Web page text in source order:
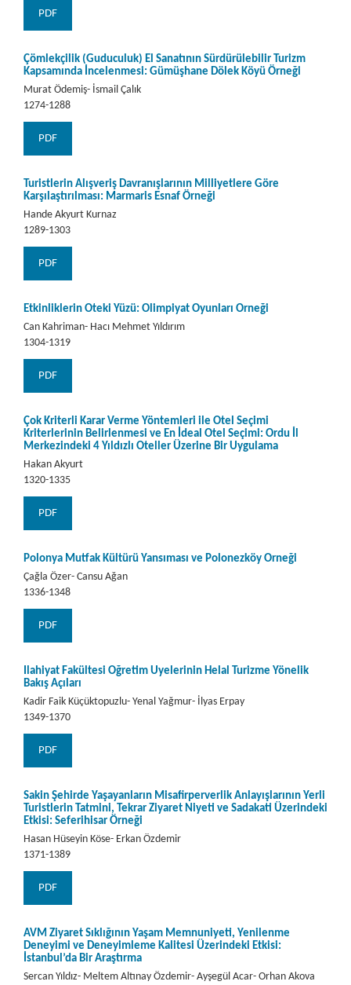
PDF
Çömlekçilik (Guduculuk) El Sanatının Sürdürülebilir Turizm
Kapsamında İncelenmesi: Gümüşhane Dölek Köyü Örneği
Murat Ödemiş- İsmail Çalık
1274-1288
PDF
Turistlerin Alışveriş Davranışlarının Milliyetlere Göre
Karşılaştırılması: Marmaris Esnaf Örneği
Hande Akyurt Kurnaz
1289-1303
PDF
Etkinliklerin Öteki Yüzü: Olimpiyat Oyunları Örneği
Can Kahriman- Hacı Mehmet Yıldırım
1304-1319
PDF
Çok Kriterli Karar Verme Yöntemleri ile Otel Seçimi
Kriterlerinin Belirlenmesi ve En İdeal Otel Seçimi: Ordu İl
Merkezindeki 4 Yıldızlı Oteller Üzerine Bir Uygulama
Hakan Akyurt
1320-1335
PDF
Polonya Mutfak Kültürü Yansıması ve Polonezköy Örneği
Çağla Özer- Cansu Ağan
1336-1348
PDF
İlahiyat Fakültesi Öğretim Üyelerinin Helal Turizme Yönelik
Bakış Açıları
Kadir Faik Küçüktopuzlu- Yenal Yağmur- İlyas Erpay
1349-1370
PDF
Sakin Şehirde Yaşayanların Misafirperverlik Anlayışlarının Yerli
Turistlerin Tatmini, Tekrar Ziyaret Niyeti ve Sadakati Üzerindeki
Etkisi: Seferihisar Örneği
Hasan Hüseyin Köse- Erkan Özdemir
1371-1389
PDF
AVM Ziyaret Sıklığının Yaşam Memnuniyeti, Yenilenme
Deneyimi ve Deneyimleme Kalitesi Üzerindeki Etkisi:
İstanbul’da Bir Araştırma
Sercan Yıldız- Meltem Altınay Özdemir- Ayşegül Acar- Orhan Akova